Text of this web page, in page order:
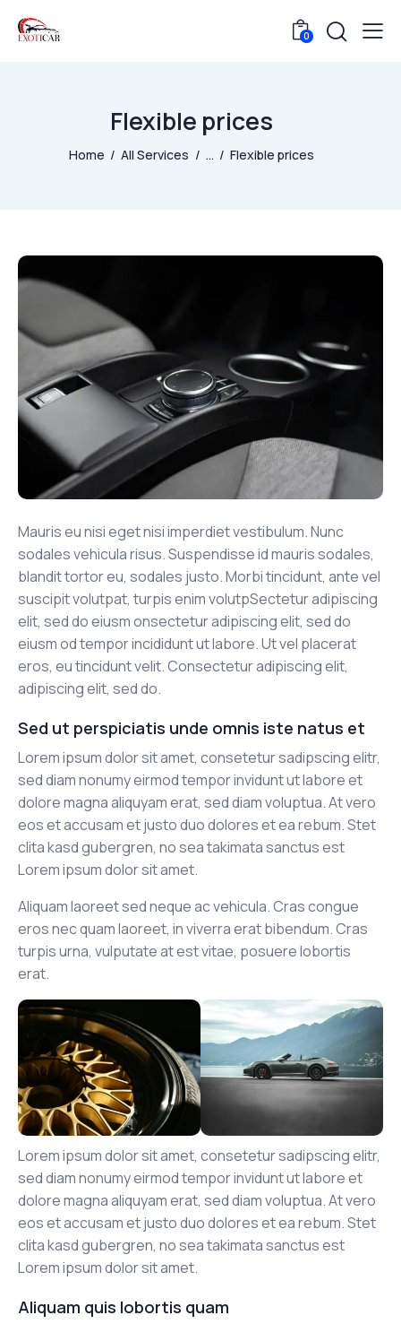
0
Flexible prices
Home All Services ... Flexible prices
Mauris eu nisi eget nisi imperdiet vestibulum. Nunc
sodales vehicula risus. Suspendisse id mauris sodales,
blandit tortor eu, sodales justo. Morbi tincidunt, ante vel
suscipit volutpat, turpis enim volutpSectetur adipiscing
elit, sed do eiusm onsectetur adipiscing elit, sed do
eiusm od tempor incididunt ut labore. Ut vel placerat
eros, eu tincidunt velit. Consectetur adipiscing elit,
adipiscing elit, sed do.
Sed ut perspiciatis unde omnis iste natus et
Lorem ipsum dolor sit amet, consetetur sadipscing elitr,
sed diam nonumy eirmod tempor invidunt ut labore et
dolore magna aliquyam erat, sed diam voluptua. At vero
eos et accusam et justo duo dolores et ea rebum. Stet
clita kasd gubergren, no sea takimata sanctus est
Lorem ipsum dolor sit amet.
Aliquam laoreet sed neque ac vehicula. Cras congue
eros nec quam laoreet, in viverra erat bibendum. Cras
turpis urna, vulputate at est vitae, posuere lobortis
erat.
Lorem ipsum dolor sit amet, consetetur sadipscing elitr,
sed diam nonumy eirmod tempor invidunt ut labore et
dolore magna aliquyam erat, sed diam voluptua. At vero
eos et accusam et justo duo dolores et ea rebum. Stet
clita kasd gubergren, no sea takimata sanctus est
Lorem ipsum dolor sit amet.
Aliquam quis lobortis quam